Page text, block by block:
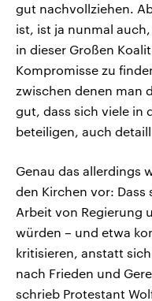
gut nachvollziehen.
ist, ist ja nunmal
in dieser Großen
Kompromisse zu
zwischen denen man
gut, dass sich viele in
beteiligen, auch
Genau das allerdings
den Kirchen vor: Dass
Arbeit von Regierung
würden – und etwa
kritisieren, anstatt
nach Frieden und
schrieb Protestant